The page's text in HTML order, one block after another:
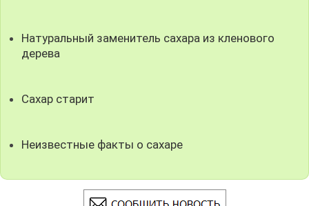
Натуральный заменитель сахара из кленового
дерева
Сахар старит
Неизвестные факты о сахаре